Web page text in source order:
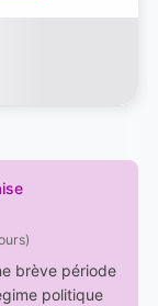
brève période
politique